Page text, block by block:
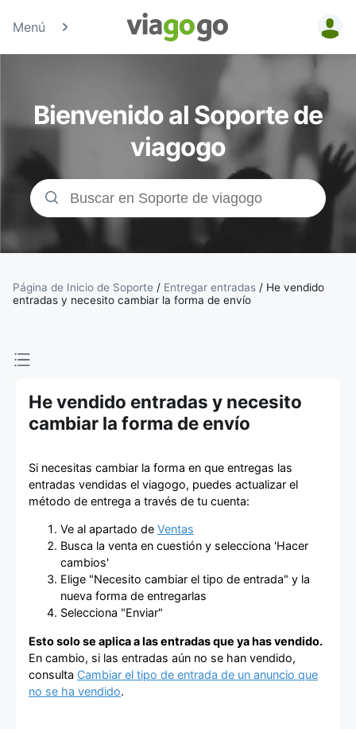
Menú
Entradas
para
Conciertos,
Deporte y
Teatro |
viagogo, el
sitio de
Bienvenido al Soporte de
viagogo
Página de Inicio de Soporte / Entregar entradas / He vendido
entradas y necesito cambiar la forma de envío
He vendido entradas y necesito
cambiar la forma de envío
Si necesitas cambiar la forma en que entregas las
entradas vendidas el viagogo, puedes actualizar el
método de entrega a través de tu cuenta:
Ve al apartado de Ventas
Busca la venta en cuestión y selecciona 'Hacer
cambios'
Elige "Necesito cambiar el tipo de entrada" y la
nueva forma de entregarlas
Selecciona "Enviar"
Esto solo se aplica a las entradas que ya has vendido.
En cambio, si las entradas aún no se han vendido,
consulta Cambiar el tipo de entrada de un anuncio que
no se ha vendido.